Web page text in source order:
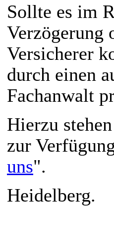
Sollte es im
Verzögerung
Versicherer
durch einen
Fachanwalt
Hierzu
zur
uns".
Heidelberg.